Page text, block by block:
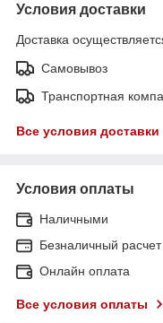
Условия доставки
Доставка
Самовывоз
Транспортная
Все условия доставки
Условия оплаты
Наличными
Безналичный расчет
Онлайн оплата
Все условия оплаты